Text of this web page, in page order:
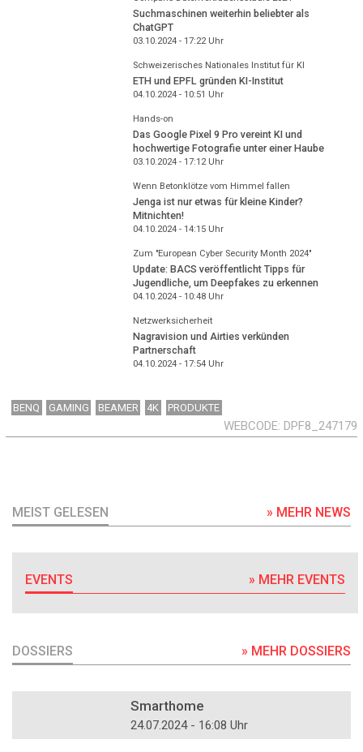
Suchmaschinen weiterhin beliebter als
ChatGPT
03.10.2024 - 17:22Uhr
Schweizerisches Nationales Institut für KI
ETH und EPFL gründen KI-Institut
04.10.2024 - 10:51 Uhr
Hands-on
Das Google Pixel 9 Pro vereint KI und
hochwertige Fotografie unter einer Haube
03.10.2024 - 17:12Uhr
Wenn Betonklötze vom Himmel fallen
Jenga ist nur etwas für kleine Kinder?
Mitnichten!
04.10.2024 - 14:15Uhr
Zum "European Cyber Security Month 2024"
Update: BACS veröffentlicht Tipps für
Jugendliche, um Deepfakes zu erkennen
04.10.2024 - 10:48Uhr
Netzwerksicherheit
Nagravision und Airties verkünden
Partnerschaft
04.10.2024 - 17:54Uhr
BENQ GAMING BEAMER 4K PRODUKTE
WEBCODE DPF8_247179
MEIST GELESEN » MEHR NEWS
EVENTS » MEHR EVENTS
DOSSIERS » MEHR DOSSIERS
Smarthome
24.07.2024 - 16:08 Uhr